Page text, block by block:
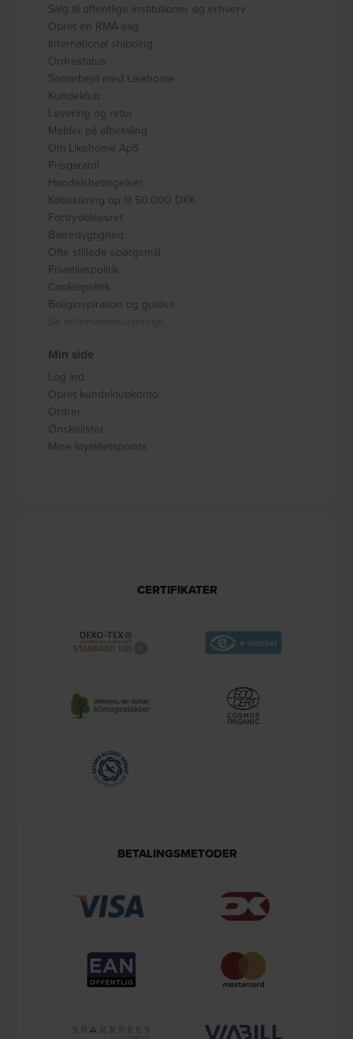
Salg til offentlige institutioner og erhverv
Opret en RMA-sag
International shipping
Ordrestatus
Samarbejd med Likehome
Kundeklub
Levering og retur
Møbler på afbetaling
Om Likehome ApS
Prisgaranti
Handelsbetingelser
Købssikring op til 50.000 DKK
Fortrydelsesret
Bæredygtighed
Ofte stillede spørgsmål
Privatlivspolitik
Cookiepolitik
Boliginspiration og guides
Min side
Log ind
Opret kundeklubkonto
Ordrer
Ønskelister
Mine loyalitetspoints
CERTIFIKATER
BETALINGSMETODER